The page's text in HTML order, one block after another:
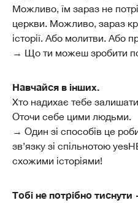
Можливо, їм зараз не
церкви. Можливо, зараз
історії. Або молитви. Або
→ Що ти можеш зробити
Навчайся в інших.
Хто надихає тебе
Оточи себе цими людьми.
→ Один зі способів це
зв’язку зі спільнотою
схожими історіями!
Тобі не потрібно